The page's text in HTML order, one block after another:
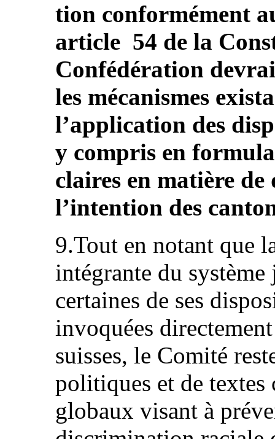
tion conformément
article 54 de la
Confédération
les mécanismes
l’application des
y compris en
claires en matière de
l’intention des
9.Tout en notant que
intégrante du
certaines de ses
invoquées
suisses, le Comité
politiques et de
globaux visant à